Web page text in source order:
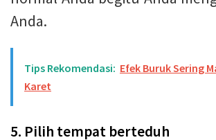
Anda.
Tips Rekomendasi: Efek Buruk Sering
Karet
5. Pilih tempat berteduh